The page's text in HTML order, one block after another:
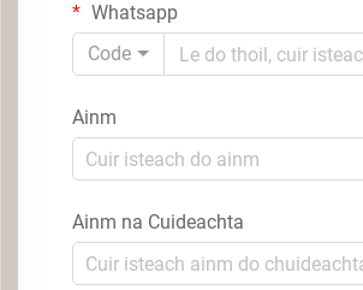
Whatsapp
Code
Ainm
Ainm na Cuideachta